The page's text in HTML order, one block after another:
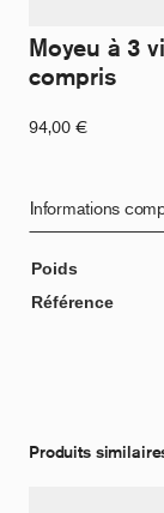
Moyeu à 3
compris
94,00 €
Informations
Poids
Référence
Produits